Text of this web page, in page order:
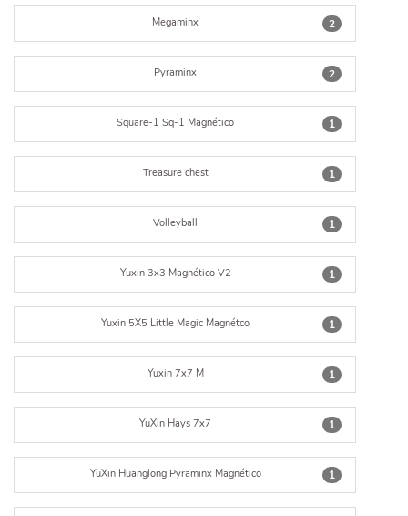
2
Megaminx
2
Pyraminx
1
Square-1 Sq-1 Magnético
1
Treasure chest
1
Volleyball
1
Yuxin 3x3 Magnético V2
1
Yuxin 5X5 Little Magic Magnétco
1
Yuxin 7x7 M
1
YuXin Hays 7x7
1
YuXin Huanglong Pyraminx Magnético